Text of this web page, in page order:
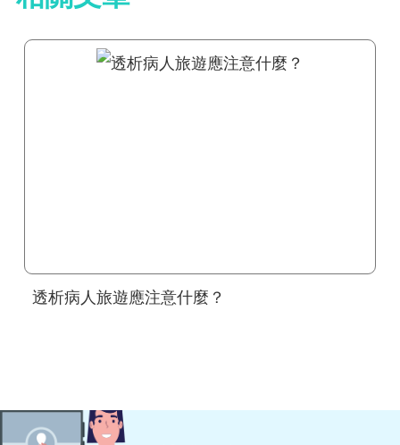
透析病人旅遊應注意什麼？